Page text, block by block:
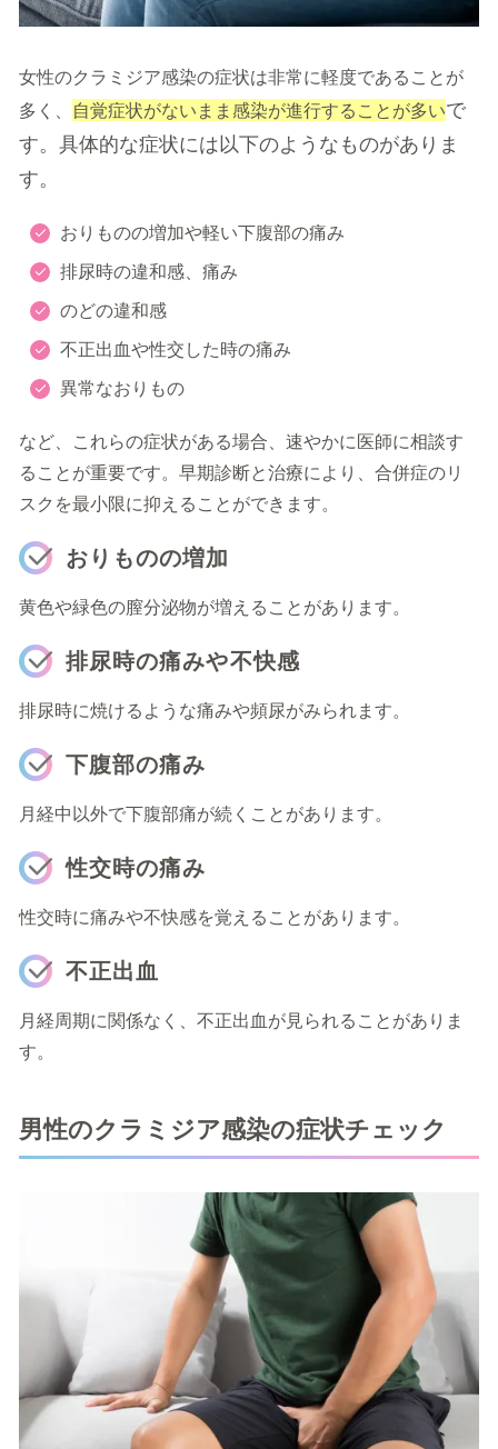
女性のクラミジア感染の症状は非常に軽度であることが
多く、 自覚症状がないまま感染が進行することが多いで
す。具体的な症状には以下のようなものがありま
す。
おりものの増加や軽い下腹部の痛み
排尿時の違和感、痛み
のどの違和感
不正出血や性交した時の痛み
異常なおりもの
など、これらの症状がある場合、速やかに医師に相談す
ることが重要です。早期診断と治療により、合併症のリ
スクを最小限に抑えることができます。
おりものの増加
黄色や緑色の膣分泌物が増えることがあります。
排尿時の痛みや不快感
排尿時に焼けるような痛みや頻尿がみられます。
下腹部の痛み
月経中以外で下腹部痛が続くことがあります。
性交時の痛み
性交時に痛みや不快感を覚えることがあります。
不正出血
月経周期に関係なく、不正出血が見られることがありま
す。
男性のクラミジア感染の症状チェック